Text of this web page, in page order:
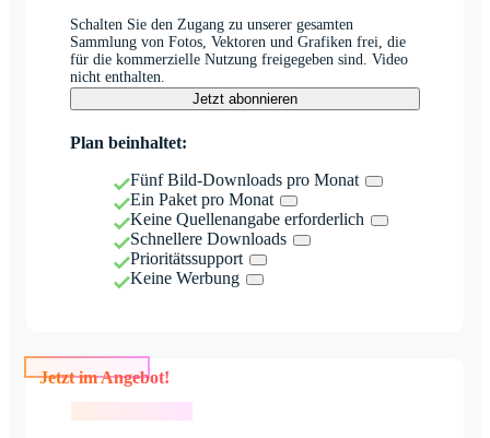
Schalten Sie den Zugang zu unserer gesamten
Sammlung von Fotos, Vektoren und Grafiken frei, die
für die kommerzielle Nutzung freigegeben sind. Video
nicht enthalten.
Jetzt abonnieren
Plan beinhaltet:
Fünf Bild-Downloads pro Monat
Ein Paket pro Monat
Keine Quellenangabe erforderlich
Schnellere Downloads
Prioritätssupport
Keine Werbung
Jetzt im Angebot!